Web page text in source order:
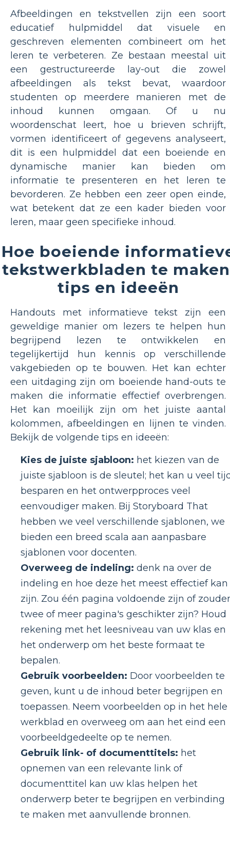
Afbeeldingen en tekstvellen zijn een soort
educatief hulpmiddel dat visuele en
geschreven elementen combineert om het
leren te verbeteren. Ze bestaan meestal uit
een gestructureerde lay-out die zowel
afbeeldingen als tekst bevat, waardoor
studenten op meerdere manieren met de
inhoud kunnen omgaan. Of u nu
woordenschat leert, hoe u brieven schrijft,
vormen identificeert of gegevens analyseert,
dit is een hulpmiddel dat een boeiende en
dynamische manier kan bieden om
informatie te presenteren en het leren te
bevorderen. Ze hebben een zeer open einde,
wat betekent dat ze een kader bieden voor
leren, maar geen specifieke inhoud.
Hoe boeiende
tekstwerkbladen te
tips en ideeën
Handouts met informatieve tekst zijn een
geweldige manier om lezers te helpen hun
begrijpend lezen te ontwikkelen en
tegelijkertijd hun kennis op verschillende
vakgebieden op te bouwen. Het kan echter
een uitdaging zijn om boeiende hand-outs te
maken die informatie effectief overbrengen.
Het kan moeilijk zijn om het juiste aantal
kolommen, afbeeldingen en lijnen te vinden.
Bekijk de volgende tips en ideeën:
Kies de juiste sjabloon: het kiezen van de
juiste sjabloon is de sleutel; het kan u veel
besparen en het ontwerpproces veel
eenvoudiger maken. Bij Storyboard That
hebben we veel verschillende sjablonen, we
bieden een breed scala aan aanpasbare
sjablonen voor docenten.
Overweeg de indeling: denk na over de
indeling en hoe deze het meest effectief kan
zijn. Zou één pagina voldoende zijn of
twee of meer pagina's geschikter zijn? Houd
rekening met het leesniveau van uw klas en
het onderwerp om het beste formaat te
bepalen.
Gebruik voorbeelden: Door voorbeelden te
geven, kunt u de inhoud beter begrijpen en
toepassen. Neem voorbeelden op in het hele
werkblad en overweeg om aan het eind een
voorbeeldgedeelte op te nemen.
Gebruik link- of documenttitels: het
opnemen van een relevante link of
documenttitel kan uw klas helpen het
onderwerp beter te begrijpen en verbinding
te maken met aanvullende bronnen.